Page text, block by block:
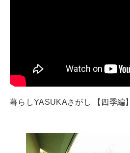
暮らしYASUKAさがし 【四季編】